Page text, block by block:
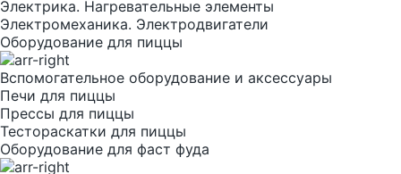
Электрика. Нагревательные элементы
Электромеханика. Электродвигатели
Оборудование для пиццы
Вспомогательное оборудование и аксессуары
Печи для пиццы
Прессы для пиццы
Тестораскатки для пиццы
Оборудование для фаст фуда